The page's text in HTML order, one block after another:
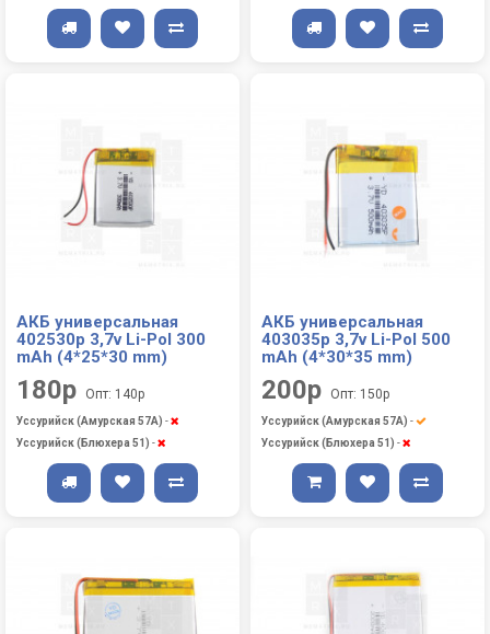
АКБ универсальная
402530p 3,7v Li-Pol 300
mAh (4*25*30 mm)
180р Опт: 140р
Уссурийск (Амурская 57А) -
Уссурийск (Блюхера 51) -
АКБ универсальная
403035p 3,7v Li-Pol 500
mAh (4*30*35 mm)
200р Опт: 150р
Уссурийск (Амурская 57А) -
Уссурийск (Блюхера 51) -